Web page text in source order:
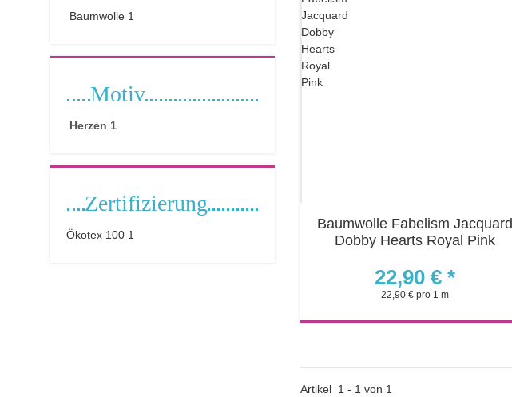
Baumwolle Fabelism Jacquard
Dobby Hearts Royal Pink
22,90 €*
22,90 € pro 1 m
Artikel 1 - 1 von 1
Baumwolle 1
Motiv
Herzen 1
Zertifizierung
Ökotex 100 1